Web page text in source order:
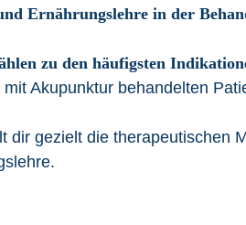
Ernährungslehre in der
zu den häufigsten
Akupunktur behandelten
dir gezielt die therapeutischen